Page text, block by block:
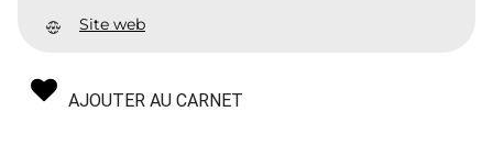
Site web
AJOUTER AU CARNET